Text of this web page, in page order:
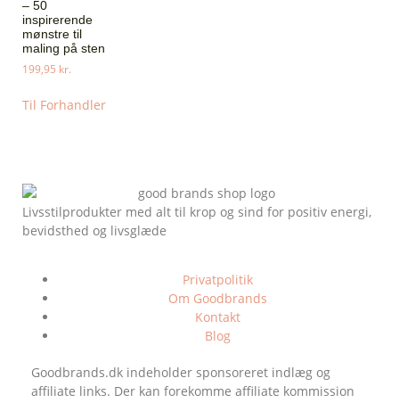
– 50
inspirerende
mønstre til
maling på sten
199,95 kr.
Til Forhandler
Livsstilprodukter med alt til krop og sind for positiv energi,
bevidsthed og livsglæde
Privatpolitik
Om Goodbrands
Kontakt
Blog
Goodbrands.dk indeholder sponsoreret indlæg og
affiliate links. Der kan forekomme affiliate kommission